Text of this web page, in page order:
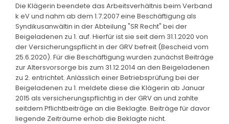
Die Klägerin beendete das Arbeitsverhältnis beim Verband
k eV und nahm ab dem 1.7.2007 eine Beschäftigung als
Syndikusanwältin in der Abteilung "SR Recht" bei der
Beigeladenen zu 1. auf. Hierfür ist sie seit dem 31.1.2020 von
der Versicherungspflicht in der GRV befreit (Bescheid vom
25.6.2020). Für die Beschäftigung wurden zunächst Beiträge
zur Altersvorsorge bis zum 31.12.2014 an den Beigeladenen
zu 2. entrichtet. Anlässlich einer Betriebsprüfung bei der
Beigeladenen zu 1. meldete diese die Klägerin ab Januar
2015 als versicherungspflichtig in der GRV an und zahlte
seitdem Pflichtbeiträge an die Beklagte. Beiträge für davor
liegende Zeiträume erhob die Beklagte nicht.